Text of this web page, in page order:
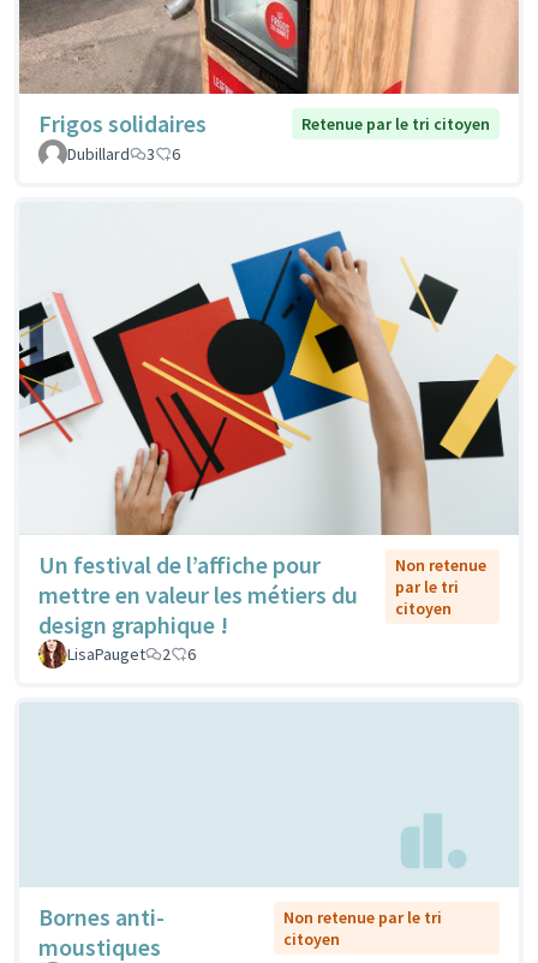
Frigos solidaires
Retenue par le tri citoyen
Dubillard
3 6
Un festival de l’affiche pour
mettre en valeur les métiers du
design graphique !
Non retenue
par le tri
citoyen
LisaPauget 2 6
Bornes anti-
moustiques
Non retenue par le tri
citoyen